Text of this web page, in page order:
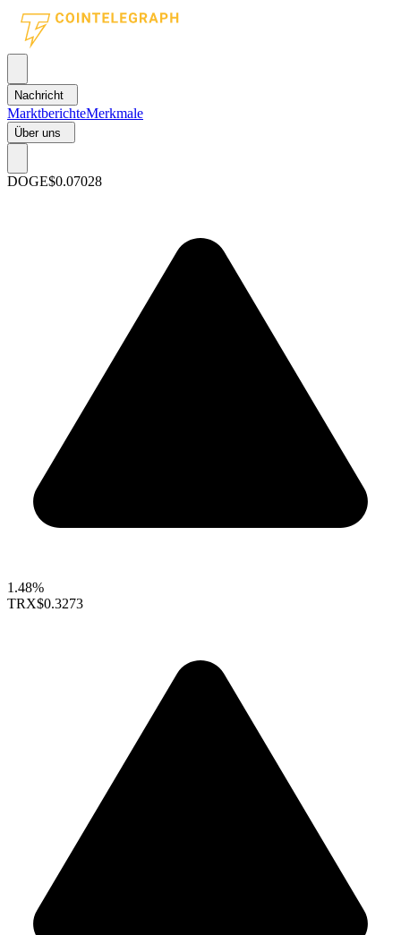
Nachricht
MarktberichteMerkmale
Über uns
DOGE$0.07028
1.48%
TRX$0.3273